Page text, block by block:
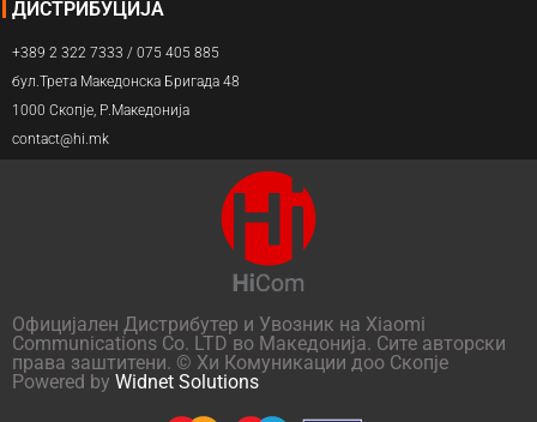
ДИСТРИБУЦИЈА
+389 2 322 7333 / 075 405 885
бул.Трета Македонска Бригада 48
1000 Скопје, Р.Македонија
contact@hi.mk
Официјален Дистрибутер и Увозник на Xiaomi
Communications Co. LTD во Македонија. Сите авторски
права заштитени. © Хи Комуникации доо Скопје
Powered by Widnet Solutions